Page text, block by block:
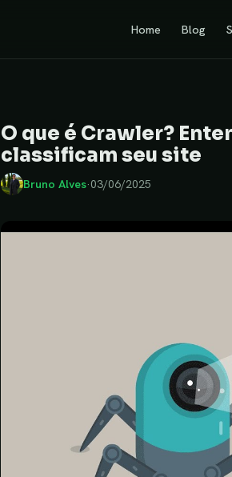
Home Blog
O que é Crawler?
classificam seu site
Bruno Alves·03/06/2025